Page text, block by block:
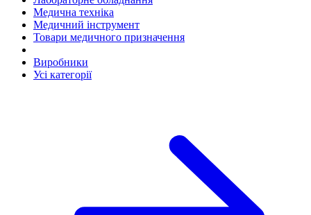
Медична техніка
Медичний інструмент
Товари медичного призначення
Виробники
Усі категорії